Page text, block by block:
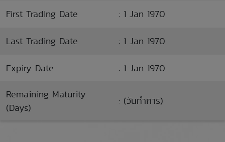
First Trading Date : 1 Jan 1970
Last Trading Date : 1 Jan 1970
Expiry Date : 1 Jan 1970
Remaining Maturity
(Days)
: (วันทำการ)